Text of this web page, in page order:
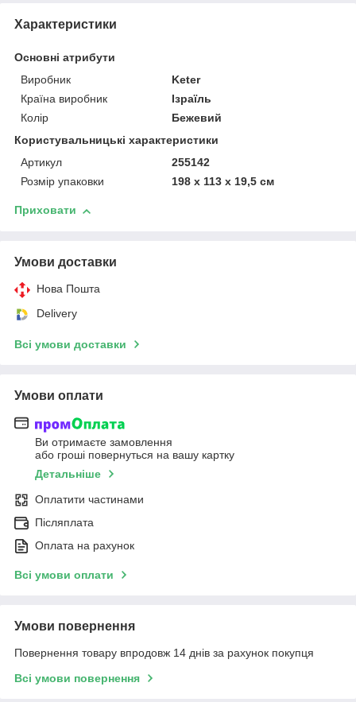
Характеристики
Основні атрибути
Виробник
Keter
Країна виробник
Ізраїль
Колір
Бежевий
Користувальницькі характеристики
Артикул
255142
Розмір упаковки
198 x 113 x 19,5 см
Приховати
Умови доставки
Нова Пошта
Delivery
Всі умови доставки
Умови оплати
Ви отримаєте замовлення
або гроші повернуться на вашу картку
Детальніше
Оплатити частинами
Післяплата
Оплата на рахунок
Всі умови оплати
Умови повернення
Повернення товару впродовж 14 днів за рахунок покупця
Всі умови повернення